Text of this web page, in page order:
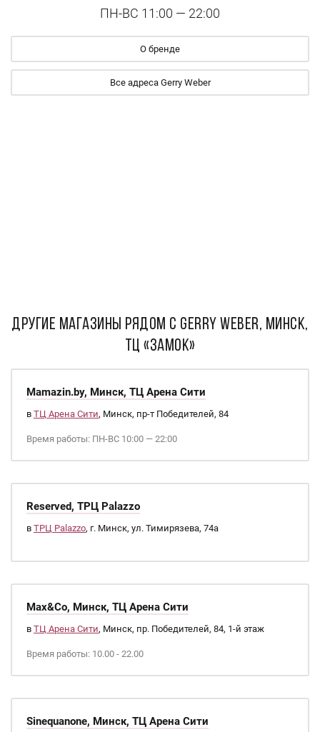
ПН-ВС 11:00 — 22:00
О бренде
Все адреса Gerry Weber
ДРУГИЕ МАГАЗИНЫ РЯДОМ С Gerry Weber, Минск,
ТЦ «Замок»
Mamazin.by, Минск, ТЦ Арена Сити
в ТЦ Арена Сити, Минск, пр-т Победителей, 84
Время работы: ПН-ВС 10:00 — 22:00
Reserved, ТРЦ Palazzo
в ТРЦ Palazzo, г. Минск, ул. Тимирязева, 74а
Max&Co, Минск, ТЦ Арена Сити
в ТЦ Арена Сити, Минск, пр. Победителей, 84, 1-й этаж
Время работы: 10.00 - 22.00
Sinequanone, Минск, ТЦ Арена Сити